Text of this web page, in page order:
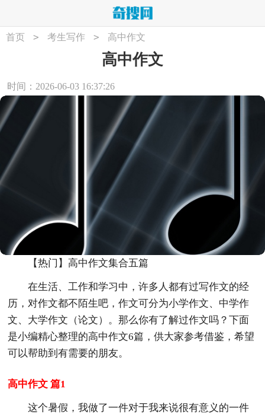
首页 > 考生写作 > 高中作文
高中作文
时间：2026-06-03 16:37:26
【热门】高中作文集合五篇
在生活、工作和学习中，许多人都有过写作文的经
历，对作文都不陌生吧，作文可分为小学作文、中学作
文、大学作文（论文）。那么你有了解过作文吗？下面
是小编精心整理的高中作文6篇，供大家参考借鉴，希望
可以帮助到有需要的朋友。
高中作文 篇1
这个暑假，我做了一件对于我来说很有意义的一件